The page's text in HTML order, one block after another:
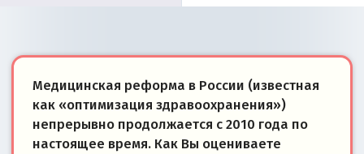
Медицинская реформа в России (известная
как «оптимизация здравоохранения»)
непрерывно продолжается с 2010 года по
настоящее время. Как Вы оцениваете